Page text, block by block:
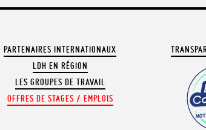
PARTENAIRES INTERNATIONAUX
LDH EN RÉGION
LES GROUPES DE TRAVAIL
OFFRES DE STAGES / EMPLOIS